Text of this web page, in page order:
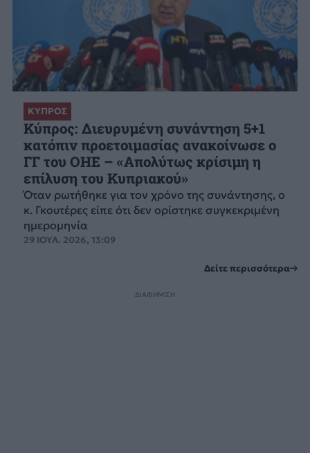
ΚΥΠΡΟΣ
Κύπρος: Διευρυμένη συνάντηση 5+1
κατόπιν προετοιμασίας ανακοίνωσε ο
ΓΓ του ΟΗΕ – «Απολύτως κρίσιμη η
επίλυση του Κυπριακού»
Όταν ρωτήθηκε για τον χρόνο της συνάντησης, ο
κ. Γκουτέρες είπε ότι δεν ορίστηκε συγκεκριμένη
ημερομηνία
29 ΙΟΥΛ. 2026, 13:09
Δείτε περισσότερα
ΔΙΑΦΗΜΙΣΗ